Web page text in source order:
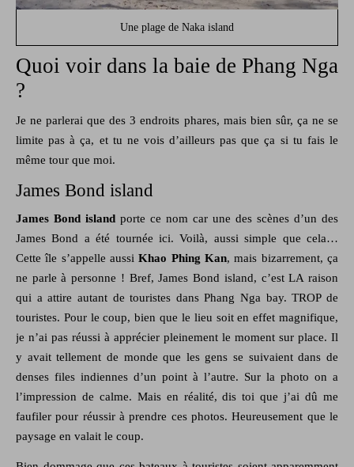
Une plage de Naka island
Quoi voir dans la baie de Phang Nga
?
Je ne parlerai que des 3 endroits phares, mais bien sûr, ça ne se
limite pas à ça, et tu ne vois d’ailleurs pas que ça si tu fais le
même tour que moi.
James Bond island
James Bond island porte ce nom car une des scènes d’un des
James Bond a été tournée ici. Voilà, aussi simple que cela…
Cette île s’appelle aussiKhao Phing Kan, mais bizarrement, ça
ne parle à personne ! Bref, James Bond island, c’est LA raison
qui a attire autant de touristes dans Phang Nga bay. TROP de
touristes. Pour le coup, bien que le lieu soit en effet magnifique,
je n’ai pas réussi à apprécier pleinement le moment sur place. Il
y avait tellement de monde que les gens se suivaient dans de
denses files indiennes d’un point à l’autre. Sur la photo on a
l’impression de calme. Mais en réalité, dis toi que j’ai dû me
faufiler pour réussir à prendre ces photos. Heureusement que le
paysage en valait le coup.